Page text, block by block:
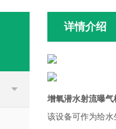
详情介绍
增氧潜水射流曝气
该设备可作为给